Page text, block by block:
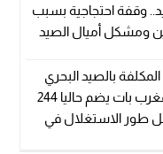
وقفة احتجاجية بسبب
ومشكل أميال الصيد
المكلفة بالصيد البحري
تؤكد بأن المغرب بات يضم حاليا 244
طور الاستغلال في